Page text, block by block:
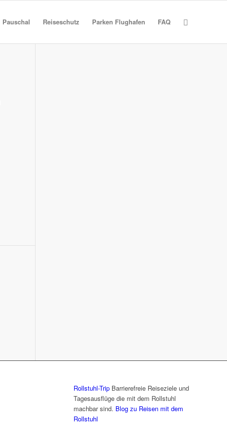
Pauschal Reiseschutz Parken Flughafen FAQ
Rollstuhl-TripBarrierefreie Reiseziele und
Tagesausflüge die mit dem Rollstuhl
machbar sind. Blog zu Reisen mit dem
Rollstuhl